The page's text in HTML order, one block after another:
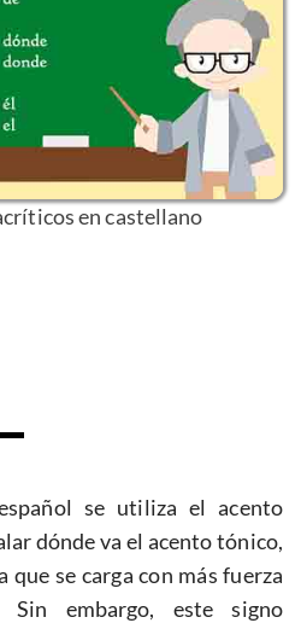
en castellano
se utiliza el acento
dónde va el acento tónico,
que se carga con más fuerza
Sin embargo, este signo